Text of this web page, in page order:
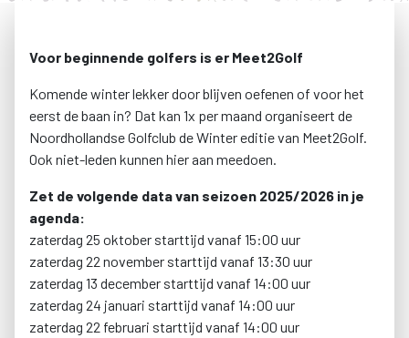
Voor beginnende golfers is er Meet2Golf
Komende winter lekker door blijven oefenen of voor het
eerst de baan in? Dat kan 1x per maand organiseert de
Noordhollandse Golfclub de Winter editie van Meet2Golf.
Ook niet-leden kunnen hier aan meedoen.
Zet de volgende data van seizoen 2025/2026 in je
agenda:
zaterdag 25 oktober starttijd vanaf 15:00 uur
zaterdag 22 november starttijd vanaf 13:30 uur
zaterdag 13 december starttijd vanaf 14:00 uur
zaterdag 24 januari starttijd vanaf 14:00 uur
zaterdag 22 februari starttijd vanaf 14:00 uur